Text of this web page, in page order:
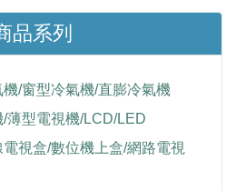
品系列
/窗型冷氣機/直膨冷氣機
薄型電視機/LCD/LED
視盒/數位機上盒/網路電視